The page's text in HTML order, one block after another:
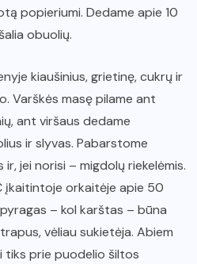
popieriumi. Dedame apie 10
obuolių.
kiaušinius, grietinę, cukrų ir
Varškės masę pilame ant
ant viršaus dedame
ir slyvas. Pabarstome
ir, jei norisi – migdolų riekelėmis.
įkaitintoje orkaitėje apie 50
– kol karštas – būna
vėliau sukietėja. Abiem
tiks prie puodelio šiltos